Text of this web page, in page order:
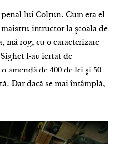
lui Colţun. Cum era el
intructor la şcoala de
mă rog, cu o caracterizare
l-au iertat de
amendă de 400 de lei şi 50
Dar dacă se mai întâmplă,